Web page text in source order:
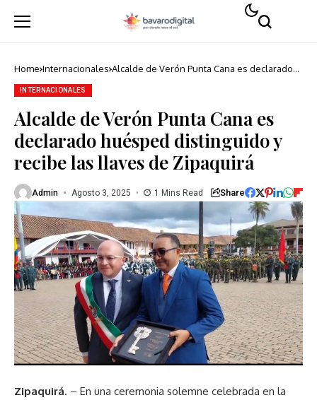
Home Internacionales Alcalde de Verón Punta Cana es declarado
INTERNACIONALES
Alcalde de Verón Punta Cana es
declarado huésped distinguido y
recibe las llaves de Zipaquirá
Admin Agosto 3, 2025 1 Mins Read Share
Zipaquirá. – En una ceremonia solemne celebrada en la